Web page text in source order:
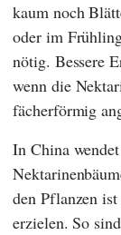
kaum noch
oder im
nötig. Bessere
wenn die
fächerförmig
In China
den Pflanzen
erzielen. So